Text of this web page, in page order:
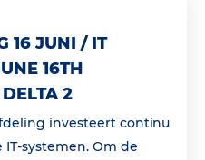
16 JUNI / IT
16TH
2
investeert continu
systemen. Om de